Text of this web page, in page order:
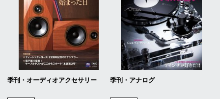
季刊・オーディオアクセサリー 季刊・アナログ